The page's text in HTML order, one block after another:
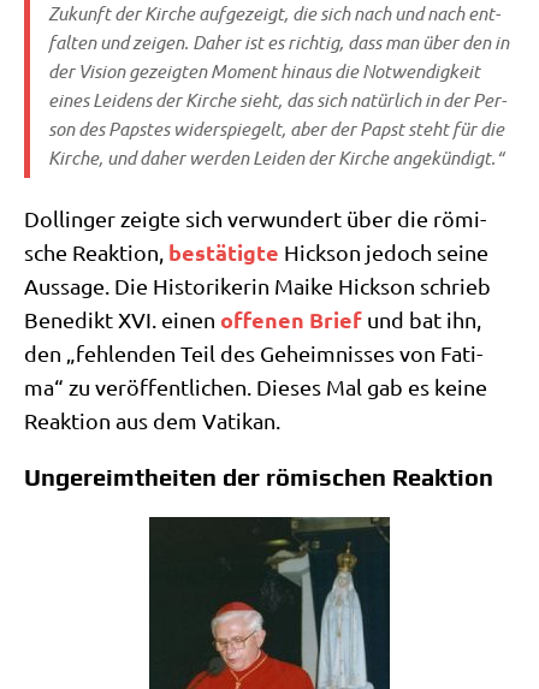
Zukunft der Kir­che auf­ge­zeigt, die sich nach und nach ent­
fal­ten und zei­gen. Daher ist es rich­tig, dass man über den in
der Visi­on gezeig­ten Moment hin­aus die Not­wen­dig­keit
eines Lei­dens der Kir­che sieht, das sich natür­lich in der Per­
son des Pap­stes wider­spie­gelt, aber der Papst steht für die
Kir­che, und daher wer­den Lei­den der Kir­che angekündigt.“
Dol­lin­ger zeig­te sich ver­wun­dert über die römi­
sche Reak­ti­on, bestä­tig­te Hick­son jedoch sei­ne
Aus­sa­ge. Die Histo­ri­ke­rin Mai­ke Hick­son schrieb
Bene­dikt XVI. einen offe­nen Brief und bat ihn,
den „feh­len­den Teil des Geheim­nis­ses von Fati­
ma“ zu ver­öf­fent­li­chen. Die­ses Mal gab es kei­ne
Reak­ti­on aus dem Vatikan.
Ungereimtheiten der römischen Reaktion